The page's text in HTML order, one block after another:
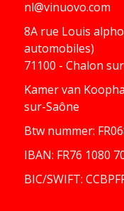
nl@vinuovo.com
8A rue Louis
automobiles)
71100 - Chalon
Kamer van
sur-Saône
Btw nummer:
IBAN: FR76 1080
BIC/SWIFT: